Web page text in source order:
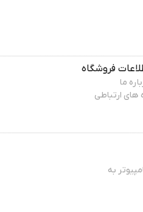
فروشگاه
ما
های ارتباطی
به